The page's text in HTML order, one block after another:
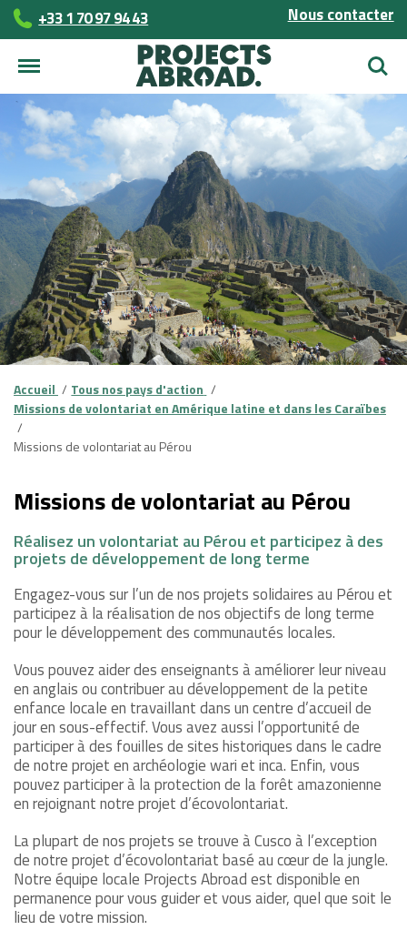
+33 1 70 97 94 43 Nous contacter
Accueil
Tous nos pays d'action
Missions de volontariat en Amérique latine et dans les Caraïbes
Missions de volontariat au Pérou
Missions de volontariat au Pérou
Réalisez un volontariat au Pérou et participez à des
projets de développement de long terme
Engagez-vous sur l’un de nos projets solidaires au Pérou et
participez à la réalisation de nos objectifs de long terme
pour le développement des communautés locales.
Vous pouvez aider des enseignants à améliorer leur niveau
en anglais ou contribuer au développement de la petite
enfance locale en travaillant dans un centre d’accueil de
jour en sous-effectif. Vous avez aussi l’opportunité de
participer à des fouilles de sites historiques dans le cadre
de notre projet en archéologie wari et inca. Enfin, vous
pouvez participer à la protection de la forêt amazonienne
en rejoignant notre projet d’écovolontariat.
La plupart de nos projets se trouve à Cusco à l’exception
de notre projet d’écovolontariat basé au cœur de la jungle.
Notre équipe locale Projects Abroad est disponible en
permanence pour vous guider et vous aider, quel que soit le
lieu de votre mission.